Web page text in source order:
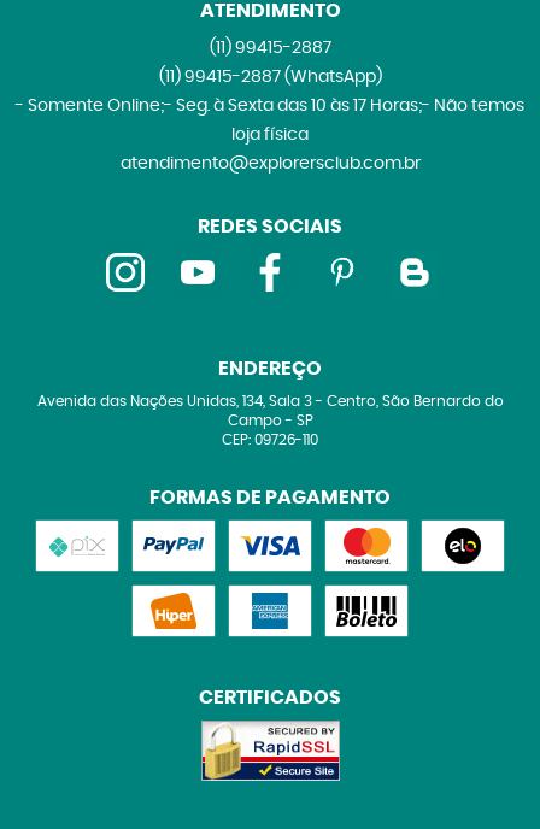
ATENDIMENTO
(11)99415-2887
(11)99415-2887 (WhatsApp)
- Somente Online;- Seg. à Sexta das 10 às 17 Horas;- Não temos
loja física
atendimento@explorersclub.com.br
REDES SOCIAIS
ENDEREÇO
Avenida das Nações Unidas, 134, Sala 3- Centro, São Bernardo do
Campo- SP
CEP: 09726-110
FORMAS DE PAGAMENTO
CERTIFICADOS